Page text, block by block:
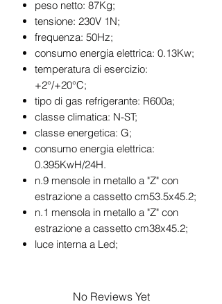
peso netto: 87Kg;
tensione: 230V 1N;
frequenza: 50Hz;
consumo energia elettrica: 0.13Kw;
temperatura di esercizio:
+2°/+20°C;
tipo di gas refrigerante: R600a;
classe climatica: N-ST;
classe energetica: G;
consumo energia elettrica:
0.395KwH/24H.
n.9 mensole in metallo a "Z" con
estrazione a cassetto cm53.5x45.2;
n.1 mensola in metallo a "Z" con
estrazione a cassetto cm38x45.2;
luce interna a Led;
No Reviews Yet